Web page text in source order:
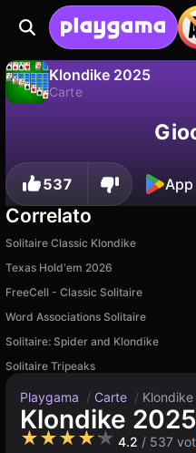
Klondike 2025
Carte
Salva i progressi!
537 App
Correlato
Solitaire Classic Klondike
Texas Hold'em 2026
FreeCell - Classic Solitaire
Word Associations Solitaire
Solitaire: Spider and Klondike
Solitaire Tripeaks
Playgama / Carte /
Klondike 2025
★★★★★ 4.2 / 537